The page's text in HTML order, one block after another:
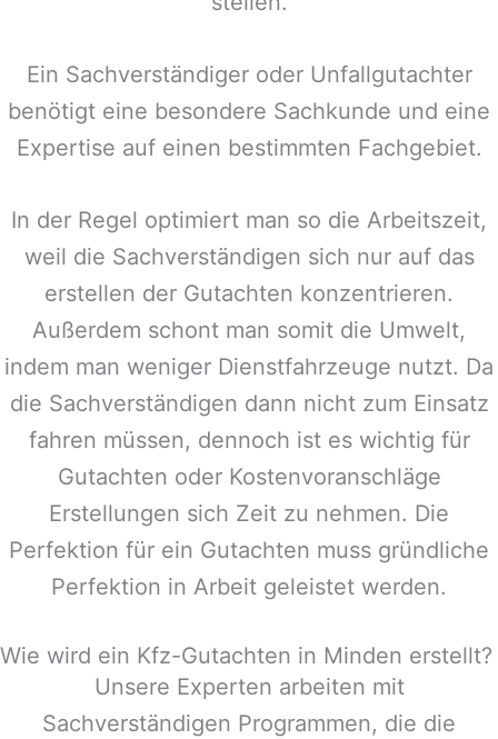
Ein Sachverständiger oder Unfallgutachter
benötigt eine besondere Sachkunde und eine
Expertise auf einen bestimmten Fachgebiet.
In der Regel optimiert man so die Arbeitszeit,
weil die Sachverständigen sich nur auf das
erstellen der Gutachten konzentrieren.
Außerdem schont man somit die Umwelt,
indem man weniger Dienstfahrzeuge nutzt. Da
die Sachverständigen dann nicht zum Einsatz
fahren müssen, dennoch ist es wichtig für
Gutachten oder Kostenvoranschläge
Erstellungen sich Zeit zu nehmen. Die
Perfektion für ein Gutachten muss gründliche
Perfektion in Arbeit geleistet werden.
Wie wird ein Kfz-Gutachten in Minden erstellt?
Unsere Experten arbeiten mit
Sachverständigen Programmen, die die